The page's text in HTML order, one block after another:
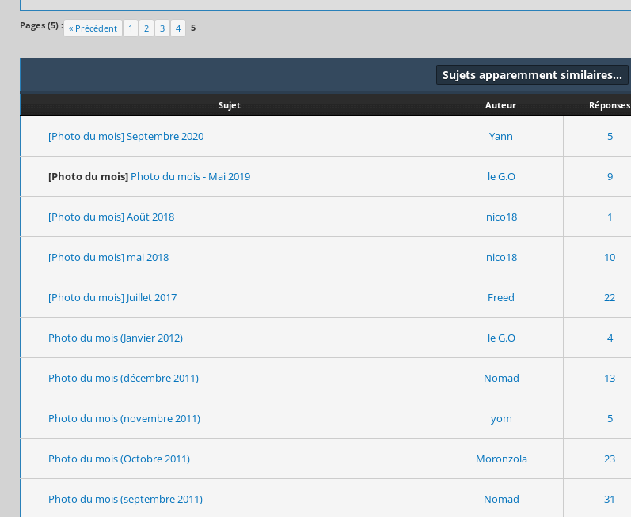
Pages (5) : « Précédent 1 2 3 4 5
Sujets apparemment similaires…
Sujet Auteur Réponses
[Photo du mois] Septembre 2020 Yann 5
[Photo du mois] Photo du mois - Mai 2019 le G.O 9
[Photo du mois] Août 2018 nico18 1
[Photo du mois] mai 2018 nico18 10
[Photo du mois] Juillet 2017 Freed 22
Photo du mois (Janvier 2012) le G.O 4
Photo du mois (décembre 2011) Nomad 13
Photo du mois (novembre 2011) yom 5
Photo du mois (Octobre 2011) Moronzola 23
Photo du mois (septembre 2011) Nomad 31